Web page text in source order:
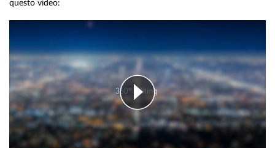
questo video: